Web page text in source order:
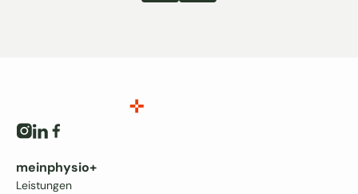
meinphysio+
Leistungen